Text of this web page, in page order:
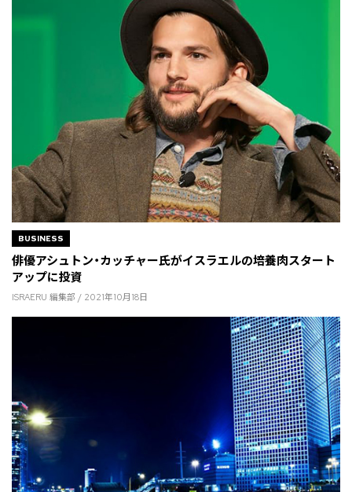
BUSINESS
俳優アシュトン・カッチャー氏がイスラエルの培養肉スタート
アップに投資
ISRAERU 編集部 / 2021年10月18日